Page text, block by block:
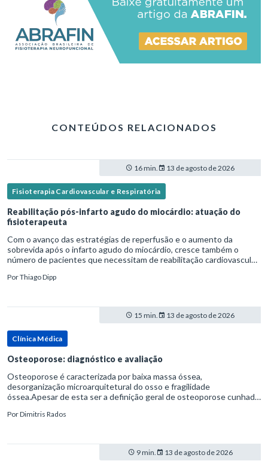
CONTEÚDOS RELACIONADOS
16 min. 13 de agosto de 2026
Fisioterapia Cardiovascular e Respiratória
Reabilitação pós-infarto agudo do miocárdio: atuação do
fisioterapeuta
Com o avanço das estratégias de reperfusão e o aumento da
sobrevida após o infarto agudo do miocárdio, cresce também o
número de pacientes que necessitam de reabilitação cardiovascular
PorThiago Dipp
15 min. 13 de agosto de 2026
Clínica Médica
Osteoporose: diagnóstico e avaliação
Osteoporose é caracterizada por baixa massa óssea,
desorganização microarquitetural do osso e fragilidade
óssea.Apesar de esta ser a definição geral de osteoporose cunhada
patofisiológico, e não c
PorDimitris Rados
9 min. 13 de agosto de 2026